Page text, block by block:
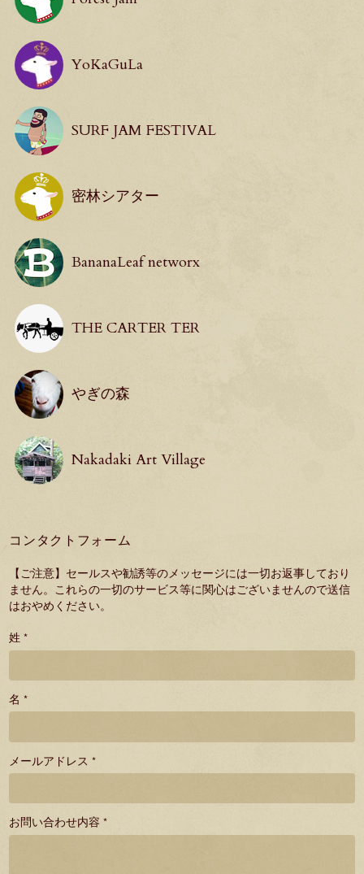
YoKaGuLa
SURF JAM FESTIVAL
密林シアター
BananaLeaf networx
THE CARTER TER
やぎの森
Nakadaki Art Village
コンタクトフォーム
【ご注意】セールスや勧誘等のメッセージには一切お返事しており
ません。これらの一切のサービス等に関心はございませんので送信
はおやめください。
姓 *
名 *
メールアドレス *
お問い合わせ内容 *